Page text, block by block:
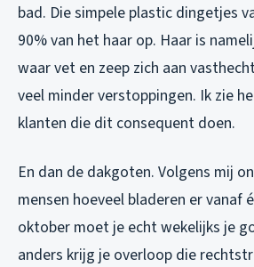
bad. Die simpele plastic dingetjes
90% van het haar op. Haar is
waar vet en zeep zich aan
veel minder verstoppingen. Ik zie
klanten die dit consequent doen.
En dan de dakgoten. Volgens mij
mensen hoeveel bladeren er vanaf
oktober moet je echt wekelijks je
anders krijg je overloop die